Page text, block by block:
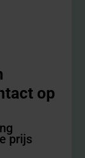
op
prijs